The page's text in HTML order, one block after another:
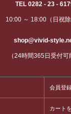
TEL 0282 - 23 -
10:00 ～ 18:00（日祝除
shop@vivid-
（24時間365日受付可
会員登
カート